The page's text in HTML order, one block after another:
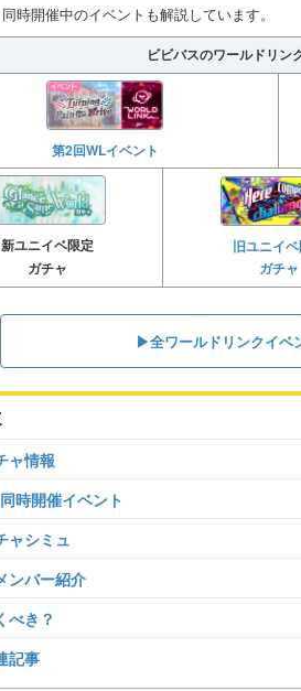
時開催中のイベントも解説しています。
ビビバスのワールドリン
第2回WLイベント
新ユニイベ限定
ガチャ
旧ユニイ
ガチャ
▶︎全ワールドリンクイベ
ャ情報
同時開催イベント
ャシミュ
ンバー紹介
べき？
記事